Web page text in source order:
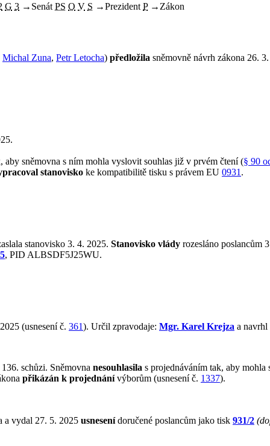
G 3 → Senát PS O V S →Prezident P → Zákon
Michal Zuna, Petr Letocha) předložila sněmovně návrh zákona 26.
sněmovna s ním mohla vyslovit souhlas již v prvém čtení (§ 90
stanovisko ke kompatibilitě tisku s právem EU 0931 .
stanovisko 3. 4. 2025. Stanovisko vlády rozesláno poslancům
, PID ALBSDF5J25WU.
(usnesení č. 361). Určil zpravodaje: Mgr. Karel Krejza a navrhl
schůzi. Sněmovna nesouhlasila s projednáváním tak, aby
přikázán k projednánívýborům (usnesení č. 1337).
a vydal 27. 5. 2025 usnesenídoručené poslancům jako tisk 931/2